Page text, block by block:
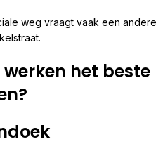
weg vraagt vaak een andere
het beste